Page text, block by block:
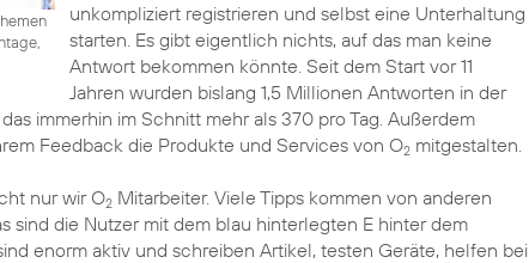
unkompliziert registrieren und selbst eine Unterhaltung
starten. Es gibt eigentlich nichts, auf das man keine
Antwort bekommen könnte. Seit dem Start vor 11
Jahren wurden bislang 1,5 Millionen Antworten in der
immerhin im Schnitt mehr als 370 pro Tag. Außerdem
Feedback die Produkte und Services von O2 mitgestalten.
nur wir O2 Mitarbeiter. Viele Tipps kommen von anderen
sind die Nutzer mit dem blau hinterlegten E hinter dem
enorm aktiv und schreiben Artikel, testen Geräte, helfen bei